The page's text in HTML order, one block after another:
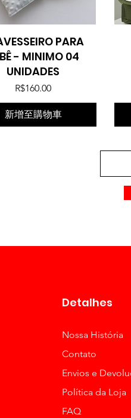
快速瀏覽
PARA
- MINIMO 04
UNIDADES
價格
R$160.00
新增至購物車
Detalhes
Nossa História
Contato
Envios e
Política da Loja
FAQ